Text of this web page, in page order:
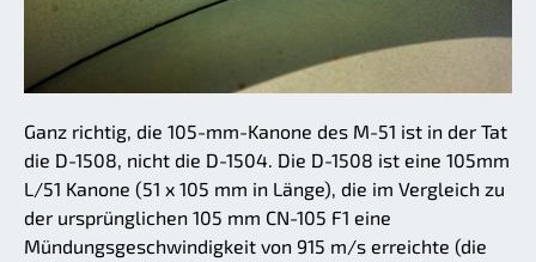
Ganz richtig, die 105-mm-Kanone des M-51 ist in der Tat
die D-1508, nicht die D-1504. Die D-1508 ist eine 105mm
L/51 Kanone (51 x 105 mm in Länge), die im Vergleich zu
der ursprünglichen 105 mm CN-105 F1 eine
Mündungsgeschwindigkeit von 915 m/s erreichte (die